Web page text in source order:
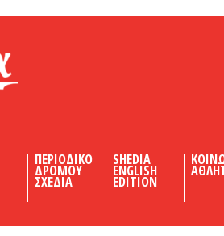
ΠΕΡΙΟΔΙΚΟ
ΔΡΟΜΟΥ
ΣΧΕΔΙΑ
SHEDIA
ENGLISH
EDITION